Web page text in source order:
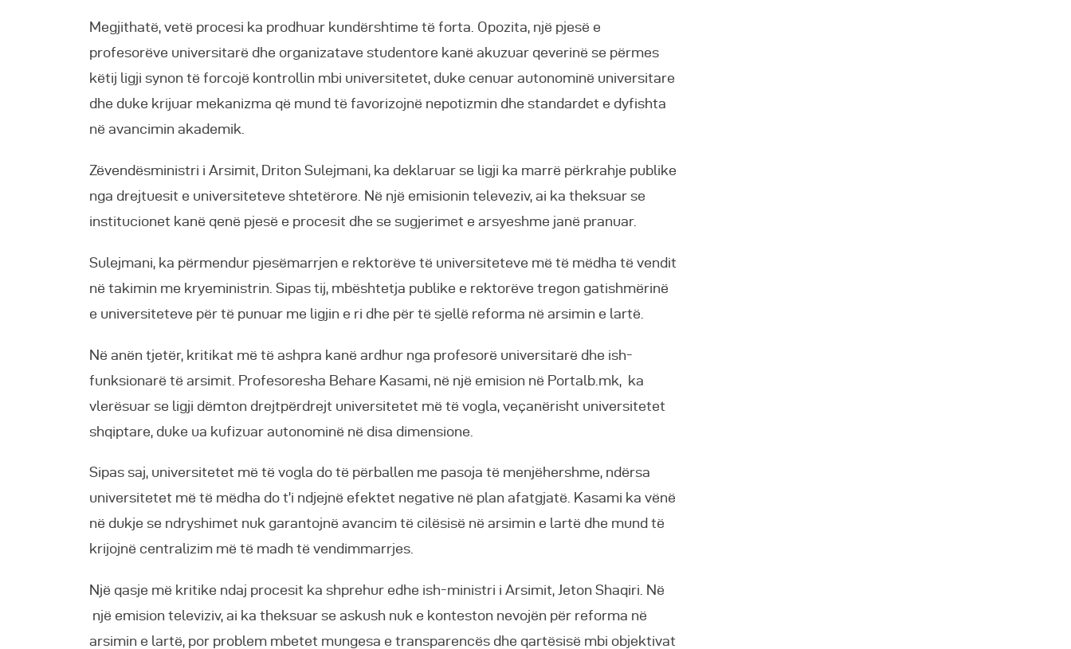
Megjithatë, vetë procesi ka prodhuar kundërshtime të forta. Opozita, një pjesë e
profesorëve universitarë dhe organizatave studentore kanë akuzuar qeverinë se përmes
këtij ligji synon të forcojë kontrollin mbi universitetet, duke cenuar autonominë universitare
dhe duke krijuar mekanizma që mund të favorizojnë nepotizmin dhe standardet e dyfishta
në avancimin akademik.
Zëvendësministri i Arsimit, Driton Sulejmani, ka deklaruar se ligji ka marrë përkrahje publike
nga drejtuesit e universiteteve shtetërore. Në një emisionin televeziv, ai ka theksuar se
institucionet kanë qenë pjesë e procesit dhe se sugjerimet e arsyeshme janë pranuar.
Sulejmani, ka përmendur pjesëmarrjen e rektorëve të universiteteve më të mëdha të vendit
në takimin me kryeministrin. Sipas tij, mbështetja publike e rektorëve tregon gatishmërinë
e universiteteve për të punuar me ligjin e ri dhe për të sjellë reforma në arsimin e lartë.
Në anën tjetër, kritikat më të ashpra kanë ardhur nga profesorë universitarë dhe ish-
funksionarë të arsimit. Profesoresha Behare Kasami, në një emision në Portalb.mk, ka
vlerësuar se ligji dëmton drejtpërdrejt universitetet më të vogla, veçanërisht universitetet
shqiptare, duke ua kufizuar autonominë në disa dimensione.
Sipas saj, universitetet më të vogla do të përballen me pasoja të menjëhershme, ndërsa
universitetet më të mëdha do t’i ndjejnë efektet negative në plan afatgjatë. Kasami ka vënë
në dukje se ndryshimet nuk garantojnë avancim të cilësisë në arsimin e lartë dhe mund të
krijojnë centralizim më të madh të vendimmarrjes.
Një qasje më kritike ndaj procesit ka shprehur edhe ish-ministri i Arsimit, Jeton Shaqiri. Në
një emision televiziv, ai ka theksuar se askush nuk e konteston nevojën për reforma në
arsimin e lartë, por problem mbetet mungesa e transparencës dhe qartësisë mbi objektivat